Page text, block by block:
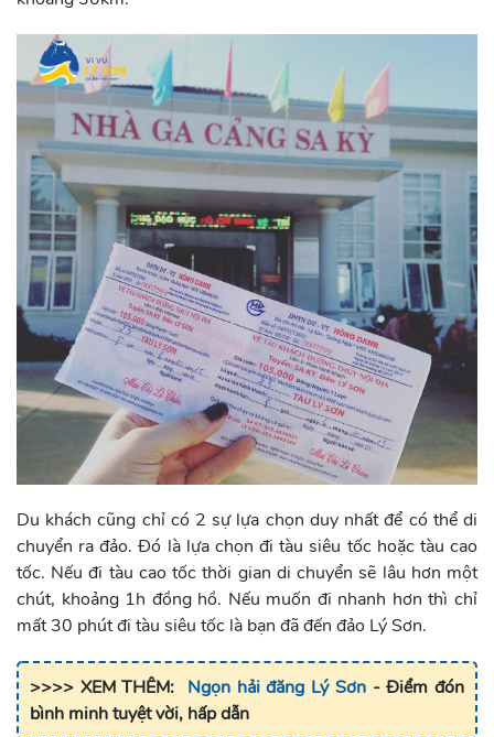
Du khách cũng chỉ có 2 sự lựa chọn duy nhất để có thể di
chuyển ra đảo. Đó là lựa chọn đi tàu siêu tốc hoặc tàu cao
tốc. Nếu đi tàu cao tốc thời gian di chuyển sẽ lâu hơn một
chút, khoảng 1h đồng hồ. Nếu muốn đi nhanh hơn thì chỉ
mất 30 phút đi tàu siêu tốc là bạn đã đến đảo Lý Sơn.
>>>> XEM THÊM: Ngọn hải đăng Lý Sơn- Điểm đón
bình minh tuyệt vời, hấp dẫn